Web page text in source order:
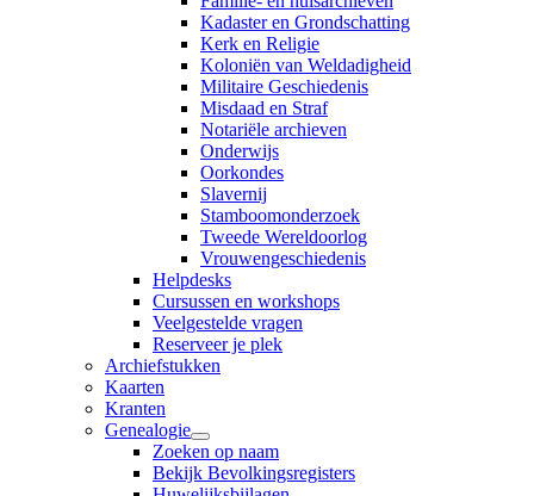
Kadaster en Grondschatting
Kerk en Religie
Koloniën van Weldadigheid
Militaire Geschiedenis
Misdaad en Straf
Notariële archieven
Onderwijs
Oorkondes
Slavernij
Stamboomonderzoek
Tweede Wereldoorlog
Vrouwengeschiedenis
Helpdesks
Cursussen en workshops
Veelgestelde vragen
Reserveer je plek
Archiefstukken
Kaarten
Kranten
Genealogie
Zoeken op naam
Bekijk Bevolkingsregisters